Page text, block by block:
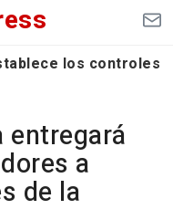
los
entregará
a
de la